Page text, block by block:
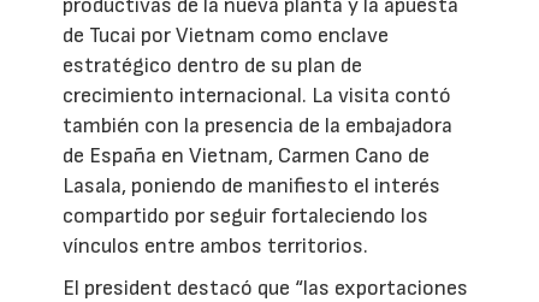
productivas de la nueva planta y la apuesta
de Tucai por Vietnam como enclave
estratégico dentro de su plan de
crecimiento internacional. La visita contó
también con la presencia de la embajadora
de España en Vietnam, Carmen Cano de
Lasala, poniendo de manifiesto el interés
compartido por seguir fortaleciendo los
vínculos entre ambos territorios.
El president destacó que “las exportaciones